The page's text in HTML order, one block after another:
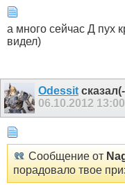
а много сейчас Д пух
видел)
Odessit
06.10.2012 13:00
Сообщение от
порадовало твое